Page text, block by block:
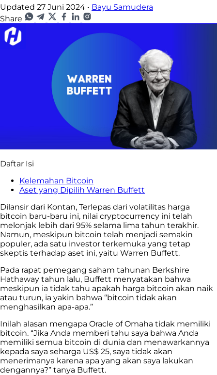
Updated 27 Juni 2024 • Bayu Samudera
Share
Daftar Isi
Kelemahan Bitcoin
Aset yang Dipilih Warren Buffett
Dilansir dari Kontan, Terlepas dari volatilitas harga
bitcoin baru-baru ini, nilai cryptocurrency ini telah
melonjak lebih dari 95% selama lima tahun terakhir.
Namun, meskipun bitcoin telah menjadi semakin
populer, ada satu investor terkemuka yang tetap
skeptis terhadap aset ini, yaitu Warren Buffett.
Pada rapat pemegang saham tahunan Berkshire
Hathaway tahun lalu, Buffett menyatakan bahwa
meskipun ia tidak tahu apakah harga bitcoin akan naik
atau turun, ia yakin bahwa “bitcoin tidak akan
menghasilkan apa-apa.”
Inilah alasan mengapa Oracle of Omaha tidak memiliki
bitcoin. “Jika Anda memberi tahu saya bahwa Anda
memiliki semua bitcoin di dunia dan menawarkannya
kepada saya seharga US$ 25, saya tidak akan
menerimanya karena apa yang akan saya lakukan
dengannya?” tanya Buffett.